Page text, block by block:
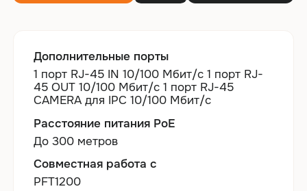
Дополнительные порты
1 порт RJ-45 IN 10/100 Мбит/с 1 порт RJ-
45 OUT 10/100 Мбит/с 1 порт RJ-45
CAMERA для IPC 10/100 Мбит/с
Расстояние питания PoE
До 300 метров
Совместная работа с
PFT1200